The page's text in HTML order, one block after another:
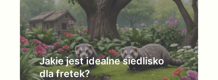
Jakie jest idealne siedlisko
dla fretek?